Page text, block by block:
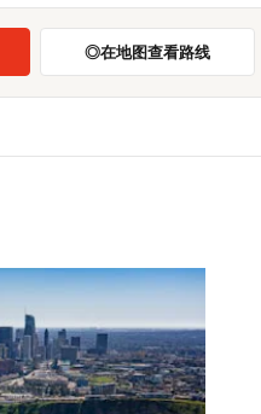
在地图查看路线